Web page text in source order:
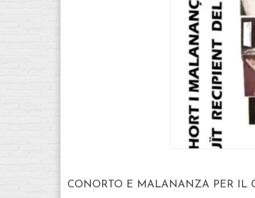
CONORTO E MALANANZA PER IL